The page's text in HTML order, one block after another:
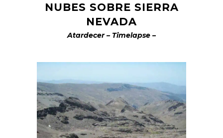
NUBES SOBRE SIERRA
NEVADA
Atardecer – Timelapse –